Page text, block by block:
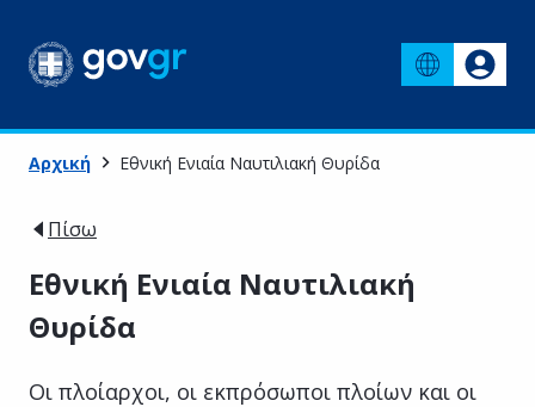
Αρχική Εθνική Ενιαία Ναυτιλιακή Θυρίδα
Πίσω
Εθνική Ενιαία Ναυτιλιακή
Θυρίδα
Οι πλοίαρχοι, οι εκπρόσωποι πλοίων και οι